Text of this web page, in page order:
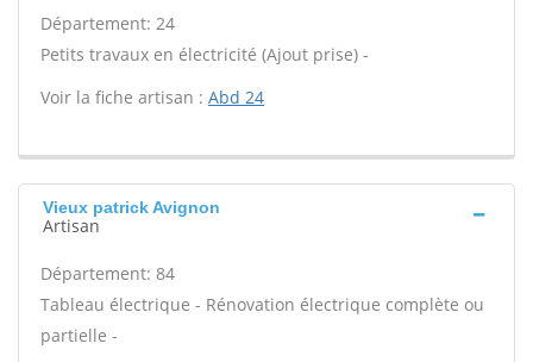
Département: 24
Petits travaux en électricité (Ajout prise) -
Voir la fiche artisan : Abd 24
Vieux patrick Avignon
Artisan
Département: 84
Tableau électrique - Rénovation électrique complète ou
partielle -